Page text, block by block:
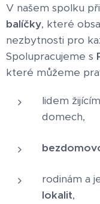
V našem spolku
balíčky, které
nezbytnosti pro
Spolupracujeme s
které můžeme
lidem
domech,
rodinám a
lokalit,